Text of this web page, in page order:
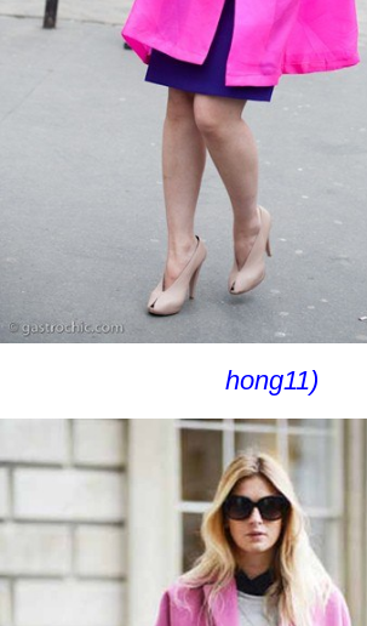
hong11)